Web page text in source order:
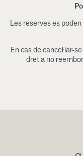
Les reserves es
En cas de cancel·lar-
dret a no